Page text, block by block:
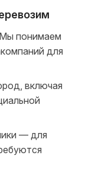
понимаем
для
включая
— для